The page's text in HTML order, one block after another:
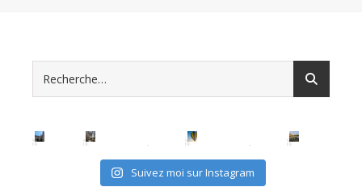
Suivez moi sur Instagram